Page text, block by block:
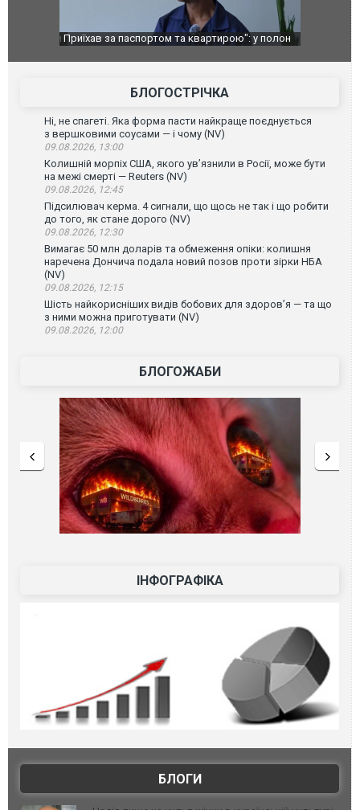
яйцями Приїхав за паспортом та квартирою": у полон
зіркового футболіста Мохамеда Салаха
Одесу
ураганним
БЛОГОСТРІЧКА
Ні, не спагеті. Яка форма пасти найкраще поєднується
з вершковими соусами — і чому (NV)
09.08.2026, 13:00
Колишній морпіх США, якого ув’язнили в Росії, може бути
на межі смерті — Reuters (NV)
09.08.2026, 12:45
Підсилювач керма. 4 сигнали, що щось не так і що робити
до того, як стане дорого (NV)
09.08.2026, 12:30
Вимагає 50 млн доларів та обмеження опіки: колишня
наречена Дончича подала новий позов проти зірки НБА
(NV)
09.08.2026, 12:15
Шість найкорисніших видів бобових для здоров’я — та що
з ними можна приготувати (NV)
09.08.2026, 12:00
БЛОГОЖАБИ
ІНФОГРАФІКА
БЛОГИ